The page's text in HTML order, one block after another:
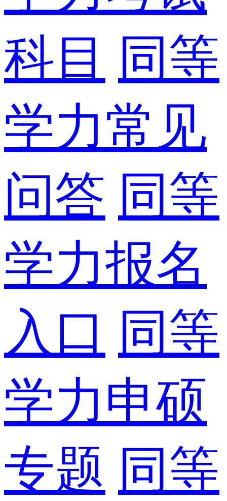
科目
同等
学力常见
问答 同等
学力报名
入口 同等
学力申硕
专题 同等